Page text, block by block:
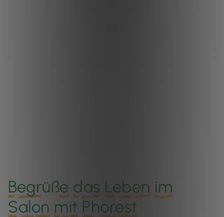
Begrüße das Leben im
Salon mit Phorest